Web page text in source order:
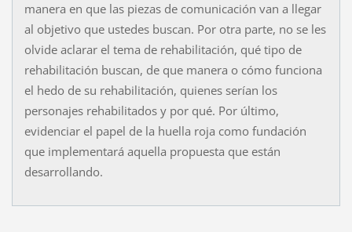
manera en que las piezas de comunicación van a llegar
al objetivo que ustedes buscan. Por otra parte, no se les
olvide aclarar el tema de rehabilitación, qué tipo de
rehabilitación buscan, de que manera o cómo funciona
el hedo de su rehabilitación, quienes serían los
personajes rehabilitados y por qué. Por último,
evidenciar el papel de la huella roja como fundación
que implementará aquella propuesta que están
desarrollando.